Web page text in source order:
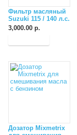
Фильтр масляный
Suzuki 115 / 140 л.с.
3,000.00 р.
Дозатор Mixmetrix